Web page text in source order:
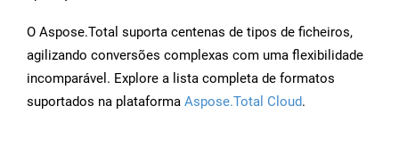
O Aspose.Total suporta centenas de tipos de ficheiros,
agilizando conversões complexas com uma flexibilidade
incomparável. Explore a lista completa de formatos
suportados na plataforma Aspose.Total Cloud.